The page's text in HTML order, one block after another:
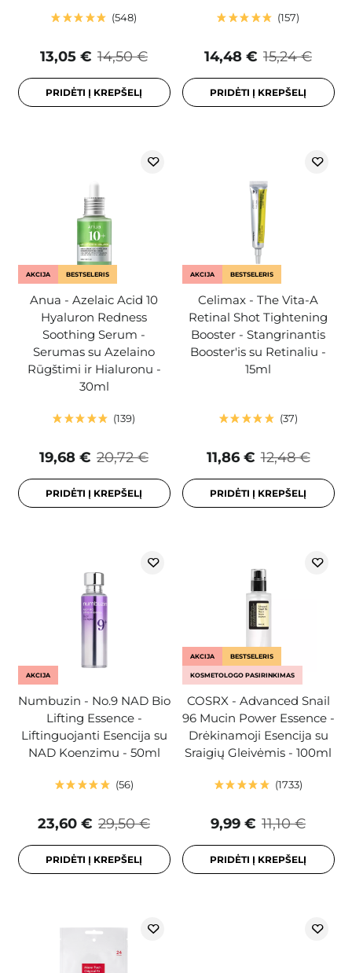
548
14,50 €
13,05 €
PRIDĖTI Į KREPŠELĮ
157
15,24 €
14,48 €
PRIDĖTI Į KREPŠELĮ
AKCIJA BESTSELERIS
Anua - Azelaic Acid 10
Hyaluron Redness
Soothing Serum -
Serumas su Azelaino
Rūgštimi ir Hialuronu -
30ml
139
20,72 €
19,68 €
PRIDĖTI Į KREPŠELĮ
AKCIJA BESTSELERIS
Celimax - The Vita-A
Retinal Shot Tightening
Booster - Stangrinantis
Booster'is su Retinaliu -
15ml
37
12,48 €
11,86 €
PRIDĖTI Į KREPŠELĮ
AKCIJA
Numbuzin - No.9 NAD Bio
Lifting Essence -
Liftinguojanti Esencija su
NAD Koenzimu - 50ml
56
29,50 €
23,60 €
PRIDĖTI Į KREPŠELĮ
AKCIJA BESTSELERIS
KOSMETOLOGO PASIRINKIMAS
COSRX - Advanced Snail
96 Mucin Power Essence -
Drėkinamoji Esencija su
Sraigių Gleivėmis - 100ml
1733
11,10 €
9,99 €
PRIDĖTI Į KREPŠELĮ